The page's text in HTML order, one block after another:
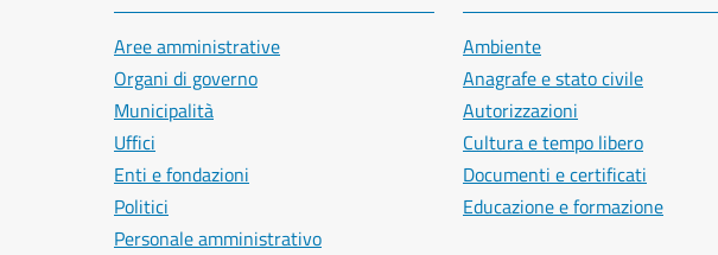
Aree amministrative
Organi di governo
Municipalità
Uffici
Enti e fondazioni
Politici
Personale amministrativo
Ambiente
Anagrafe e stato civile
Autorizzazioni
Cultura e tempo libero
Documenti e certificati
Educazione e formazione